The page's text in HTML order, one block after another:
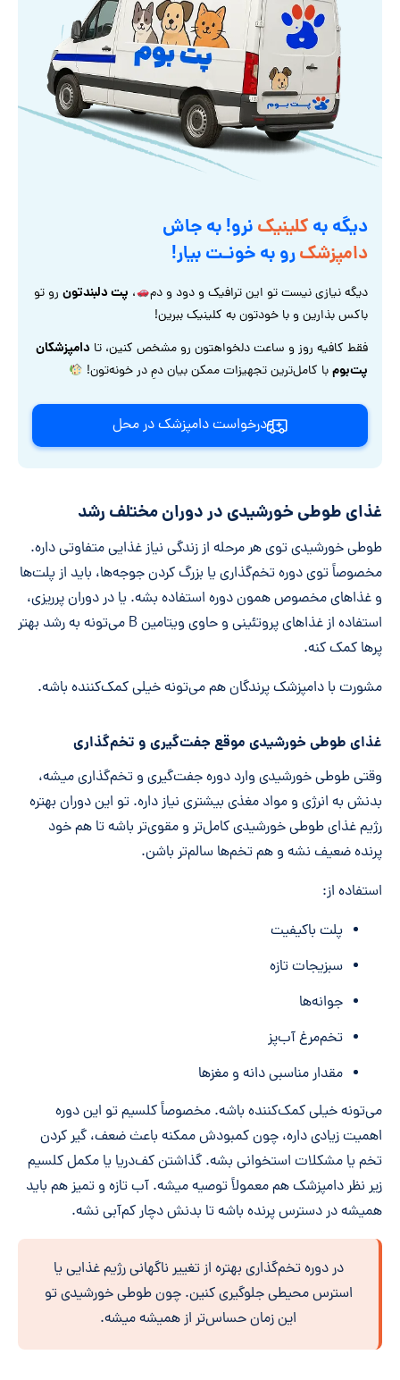
دیگه بهکلینیکنرو! به جاش
دامپزشکرو به خونـت بیار!
دیگه نیازی نیست تو این ترافیک و دود و دم ، پت دلبندتونرو تو
باکس بذارین و با خودتون به کلینیک ببرین!
فقط کافیه روز و ساعت دلخواهتون رو مشخص کنین، تا دامپزشکان
پت‌بومبا کامل‌ترین تجهیزات ممکن بیان دمِ در خونه‌تون!
درخواست دامپزشک در محل
غذای طوطی خورشیدی در دوران مختلف رشد
طوطی خورشیدی توی هر مرحله از زندگی نیاز غذایی متفاوتی داره.
مخصوصاً توی دوره تخم‌گذاری یا بزرگ کردن جوجه‌ها، باید از پلت‌ها
و غذاهای مخصوص همون دوره استفاده بشه. یا در دوران پرریزی،
استفاده از غذاهای پروتئینی و حاوی ویتامین B می‌تونه به رشد بهتر
پرها کمک کنه.
مشورت با دامپزشک پرندگان هم می‌تونه خیلی کمک‌کننده باشه.
غذای طوطی خورشیدی موقع جفت‌گیری و تخم‌گذاری
وقتی طوطی خورشیدی وارد دوره جفت‌گیری و تخم‌گذاری میشه،
بدنش به انرژی و مواد مغذی بیشتری نیاز داره. تو این دوران بهتره
رژیم غذای طوطی خورشیدی کامل‌تر و مقوی‌تر باشه تا هم خود
پرنده ضعیف نشه و هم تخم‌ها سالم‌تر باشن.
استفاده از:
پلت باکیفیت
سبزیجات تازه
جوانه‌ها
تخم‌مرغ آب‌پز
مقدار مناسبی دانه و مغزها
می‌تونه خیلی کمک‌کننده باشه. مخصوصاً کلسیم تو این دوره
اهمیت زیادی داره، چون کمبودش ممکنه باعث ضعف، گیر کردن
تخم یا مشکلات استخوانی بشه. گذاشتن کف‌دریا یا مکمل کلسیم
زیر نظر دامپزشک هم معمولاً توصیه میشه. آب تازه و تمیز هم باید
همیشه در دسترس پرنده باشه تا بدنش دچار کم‌آبی نشه.
در دوره تخم‌گذاری بهتره از تغییر ناگهانی رژیم غذایی یا
استرس محیطی جلوگیری کنین. چون طوطی خورشیدی تو
این زمان حساس‌تر از همیشه میشه.